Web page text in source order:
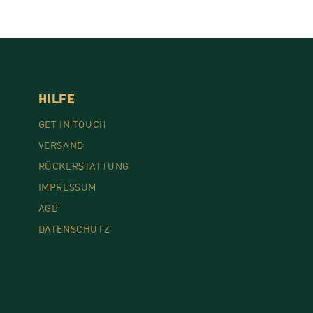
HILFE
GET IN TOUCH
VERSAND
RÜCKERSTATTUNG
IMPRESSUM
AGB
DATENSCHUTZ